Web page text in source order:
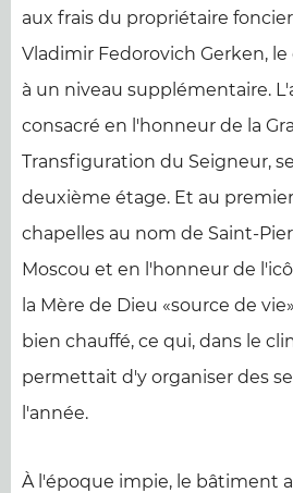
aux frais du propriétaire
Vladimir Fedorovich Gerken,
à un niveau supplémentaire.
consacré en l'honneur de la
Transfiguration du Seigneur,
deuxième étage. Et au
chapelles au nom de Saint-
Moscou et en l'honneur de
la Mère de Dieu «source de
bien chauffé, ce qui, dans le
permettait d'y organiser des
l'année.
À l'époque impie, le bâtiment